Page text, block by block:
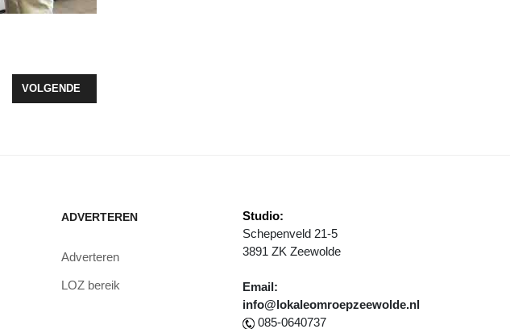
VOLGENDE ARTIKEL: BEANTWOORDING EX ARTIKEL 36 VRAGEN DOOR COLLEGE
VOLGENDE
ADVERTEREN
Adverteren
LOZ bereik
Studio:
Schepenveld 21-5
3891 ZK Zeewolde
Email:
info@lokaleomroepzeewolde.nl
085-0640737